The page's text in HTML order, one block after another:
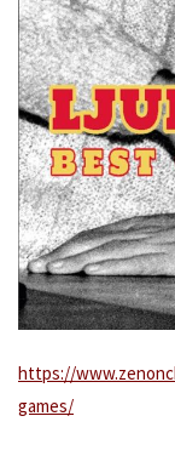
https://
games/